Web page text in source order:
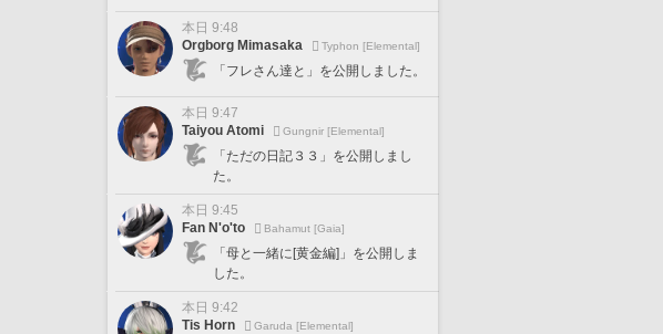
本日 9:48
Orgborg Mimasaka
Typhon [Elemental]
「フレさん達と」を公開しました。
本日 9:47
Taiyou Atomi
Gungnir [Elemental]
「ただの日記３３」を公開しまし
た。
本日 9:45
Fan N'o'to
Bahamut [Gaia]
「母と一緒に[黄金編]」を公開しま
した。
本日 9:42
Tis Horn
Garuda [Elemental]